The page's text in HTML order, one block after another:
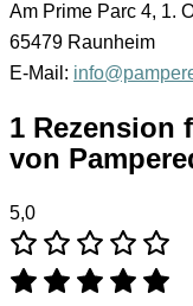
Am Prime Parc 4, 1.
65479 Raunheim
E-Mail:
1 Rezension
von
5,0